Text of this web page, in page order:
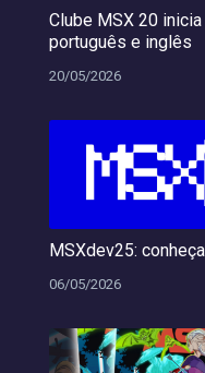
Clube MSX 20
português e inglês
20/05/2026
MSXdev25:
06/05/2026